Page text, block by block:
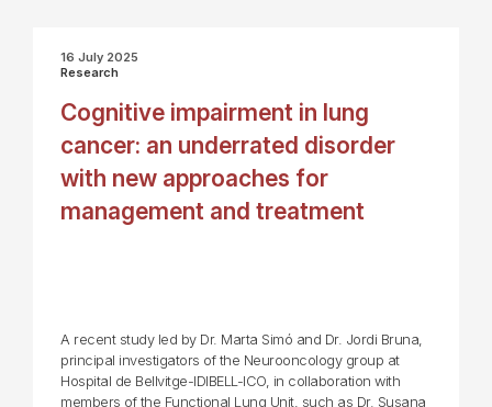
16 July 2025
Research
Cognitive impairment in lung
cancer: an underrated disorder
with new approaches for
management and treatment
A recent study led by Dr. Marta Simó and Dr. Jordi Bruna,
principal investigators of the Neurooncology group at
Hospital de Bellvitge-IDIBELL-ICO, in collaboration with
members of the Functional Lung Unit, such as Dr. Susana